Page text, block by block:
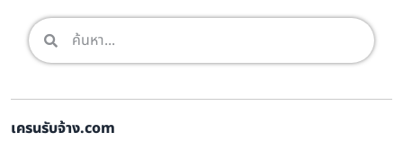
เครนรับจ้าง.com